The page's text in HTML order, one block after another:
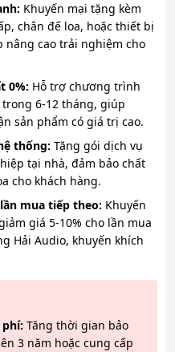
Khuyến mại tặng kèm
chân đế loa, hoặc thiết bị
cao trải nghiệm cho
0%: Hỗ trợ chương trình
6-12 tháng, giúp
sản phẩm có giá trị cao.
thống: Tặng gói dịch vụ
tại nhà, đảm bảo chất
cho khách hàng.
mua tiếp theo: Khuyến
giá 5-10% cho lần mua
Hải Audio, khuyến khích
Tăng thời gian bảo
3 năm hoặc cung cấp